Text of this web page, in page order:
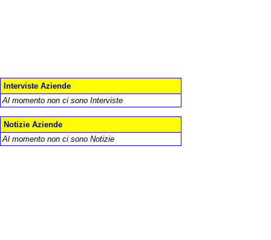
Interviste Aziende
Al momento non ci sono Interviste
Notizie Aziende
Al momento non ci sono Notizie